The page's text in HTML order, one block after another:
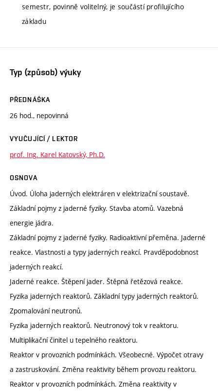
semestr, povinně volitelný, je součástí profilujícího
základu
Typ (způsob) výuky
PŘEDNÁŠKA
26 hod., nepovinná
VYUČUJÍCÍ / LEKTOR
prof. Ing. Karel Katovský, Ph.D.
OSNOVA
Úvod. Úloha jaderných elektráren v elektrizační soustavě.
Základní pojmy z jaderné fyziky. Stavba atomů. Vazebná
energie jádra.
Základní pojmy z jaderné fyziky. Radioaktivní přeměna. Jaderné
reakce. Vlastnosti a typy jaderných reakcí. Pravděpodobnost
jaderných reakcí.
Jaderné reakce. Štěpení jader. Štěpná řetězová reakce.
Fyzika jaderných reaktorů. Základní typy jaderných reaktorů.
Zpomalování neutronů.
Fyzika jaderných reaktorů. Neutronový tok v reaktoru.
Multiplikační činitel u tepelného reaktoru.
Reaktor v provozních podmínkách. Všeobecné. Výpočet otravy
a zastruskování. Změna reaktivity během provozu reaktoru.
Reaktor v provozních podmínkách. Změna reaktivity v